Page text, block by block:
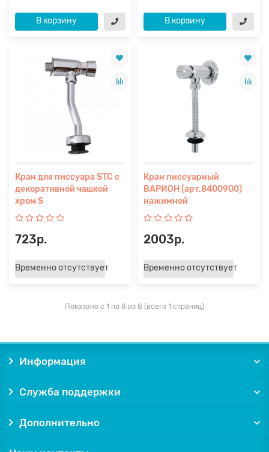
В корзину В корзину
Кран для писсуара STC с
декоративной чашкой
хром S
723р.
Временно отсутствует
Кран писсуарный
ВАРИОН (арт.8400900)
нажимной
2003р.
Временно отсутствует
Показано с 1 по 8 из 8 (всего 1 страниц)
Информация
Служба поддержки
Дополнительно